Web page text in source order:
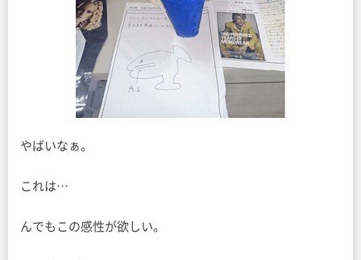
やばいなぁ。
これは…
んでもこの感性が欲しい。